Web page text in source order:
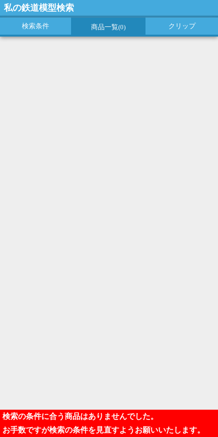
私の鉄道模型検索
検索条件 商品一覧(0) クリップ
検索の条件に合う商品はありませんでした。
お手数ですが検索の条件を見直すようお願いいたします。